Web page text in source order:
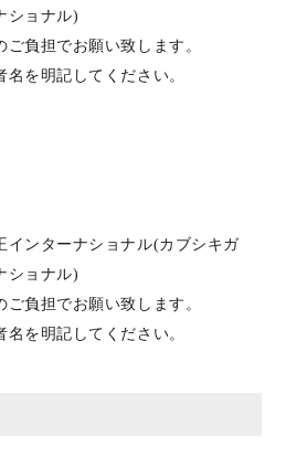
ショナル)
負担でお願い致します。
を明記してください。
インターナショナル(カブシキガ
ショナル)
負担でお願い致します。
を明記してください。